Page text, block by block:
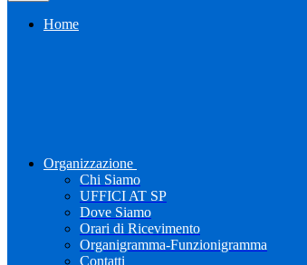
Home
Organizzazione
Chi Siamo
UFFICI AT SP
Dove Siamo
Orari di Ricevimento
Organigramma-Funzionigramma
Contatti